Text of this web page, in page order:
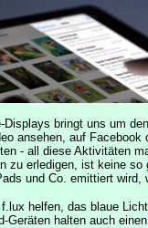
Displays bringt uns um
ansehen, auf
- all diese Aktivitäten
zu erledigen, ist keine
und Co. emittiert
helfen, das blaue
Geräten halten auch